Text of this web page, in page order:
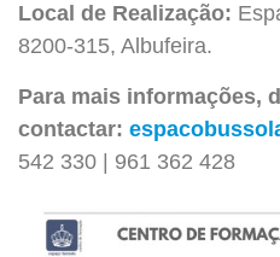
Local de Realização:
8200-315, Albufeira.
Para mais informações,
contactar:
542 330 | 961 362 428